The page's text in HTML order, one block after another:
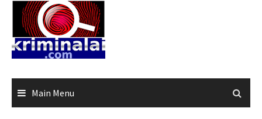
content
Main Menu